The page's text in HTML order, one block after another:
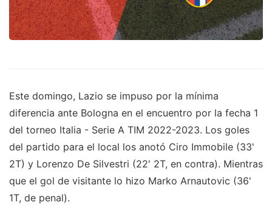
Este domingo, Lazio se impuso por la mínima
diferencia ante Bologna en el encuentro por la fecha 1
del torneo Italia - Serie A TIM 2022-2023. Los goles
del partido para el local los anotó Ciro Immobile (33'
2T) y Lorenzo De Silvestri (22' 2T, en contra). Mientras
que el gol de visitante lo hizo Marko Arnautovic (36'
1T, de penal).